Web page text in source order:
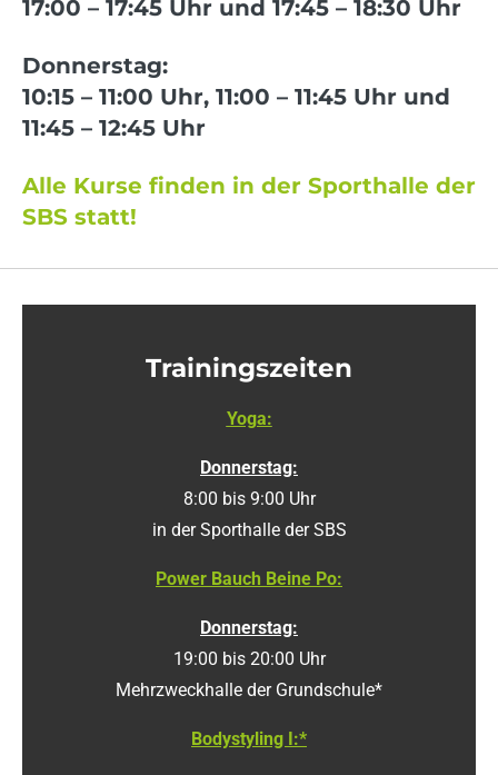
17:00 – 17:45 Uhr und 17:45 – 18:30 Uhr
Donnerstag:
10:15 – 11:00 Uhr, 11:00 – 11:45 Uhr und
11:45 – 12:45 Uhr
Alle Kurse finden in der Sporthalle der
SBS statt!
Trainingszeiten
Yoga:
Donnerstag:
8:00 bis 9:00 Uhr
in der Sporthalle der SBS
Power Bauch Beine Po:
Donnerstag:
19:00 bis 20:00 Uhr
Mehrzweckhalle der Grundschule*
Bodystyling I:*